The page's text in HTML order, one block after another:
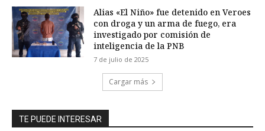
Alias «El Niño» fue detenido en Veroes
con droga y un arma de fuego, era
investigado por comisión de
inteligencia de la PNB
7 de julio de 2025
Cargar más
TE PUEDE INTERESAR